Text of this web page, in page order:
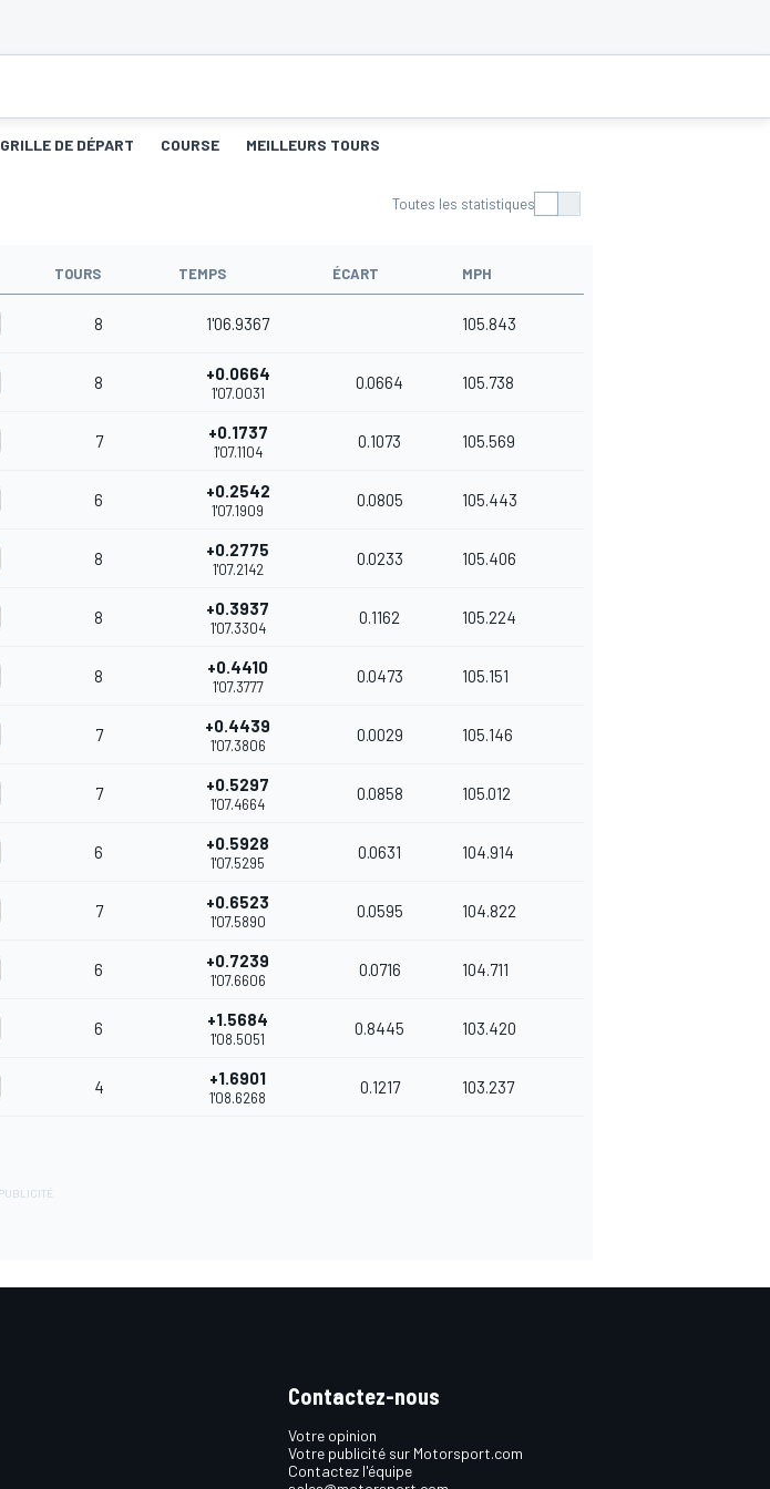
GRILLE DE DÉPART COURSE MEILLEURS TOURS
Toutes les statistiques
TOURS TEMPS ÉCART MPH
8 1'06.9367 105.843
8 +0.0664
1'07.0031
0.0664 105.738
7 +0.1737
1'07.1104
0.1073 105.569
6 +0.2542
1'07.1909
0.0805 105.443
8 +0.2775
1'07.2142
0.0233 105.406
8 +0.3937
1'07.3304
0.1162 105.224
8 +0.4410
1'07.3777
0.0473 105.151
7 +0.4439
1'07.3806
0.0029 105.146
7 +0.5297
1'07.4664
0.0858 105.012
6 +0.5928
1'07.5295
0.0631 104.914
7 +0.6523
1'07.5890
0.0595 104.822
6 +0.7239
1'07.6606
0.0716 104.711
6 +1.5684
1'08.5051
0.8445 103.420
4 +1.6901
1'08.6268
0.1217 103.237
Contactez-nous
Votre opinion
Votre publicité sur Motorsport.com
Contactez l'équipe